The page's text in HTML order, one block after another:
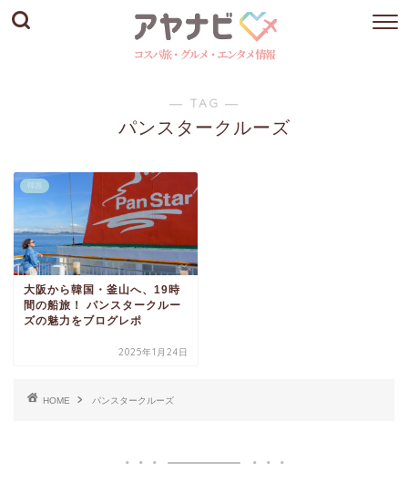
― TAG ―
パンスタークルーズ
韓国
大阪から韓国・釜山へ、19時
間の船旅！ パンスタークルー
ズの魅力をブログレポ
2025年1月24日
HOME パンスタークルーズ